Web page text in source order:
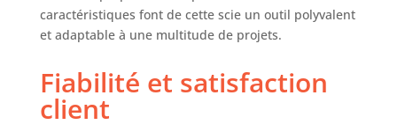
gamme DEWALT XR
18V est la gamme
pour toutes les
caractéristiques font de cette scie un outil polyvalent
et adaptable à une multitude de projets.
Fiabilité et satisfaction
client